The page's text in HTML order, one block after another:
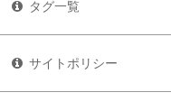
タグ一覧
サイトポリシー